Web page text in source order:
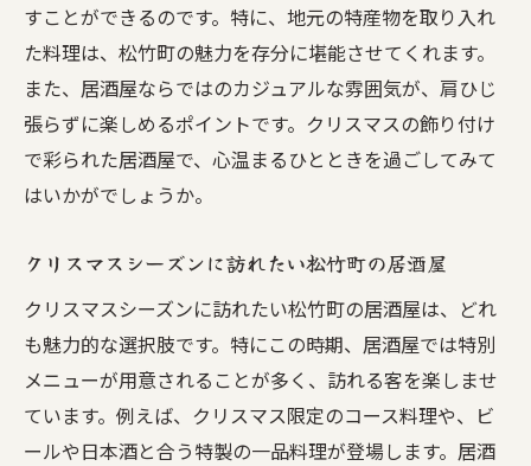
すことができるのです。特に、地元の特産物を取り入れ
た料理は、松竹町の魅力を存分に堪能させてくれます。
また、居酒屋ならではのカジュアルな雰囲気が、肩ひじ
張らずに楽しめるポイントです。クリスマスの飾り付け
で彩られた居酒屋で、心温まるひとときを過ごしてみて
はいかがでしょうか。
クリスマスシーズンに訪れたい松竹町の居酒屋
クリスマスシーズンに訪れたい松竹町の居酒屋は、どれ
も魅力的な選択肢です。特にこの時期、居酒屋では特別
メニューが用意されることが多く、訪れる客を楽しませ
ています。例えば、クリスマス限定のコース料理や、ビ
ールや日本酒と合う特製の一品料理が登場します。居酒